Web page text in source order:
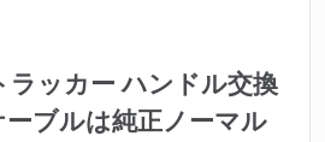
ラッカー ハンドル交換
ーブルは純正ノーマル